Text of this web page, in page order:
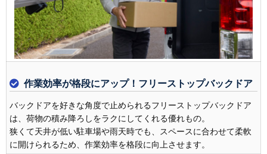
作業効率が格段にアップ！フリーストップバックドア
バックドアを好きな角度で止められるフリーストップバックドア
は、荷物の積み降ろしをラクにしてくれる優れもの。
狭くて天井が低い駐車場や雨天時でも、スペースに合わせて柔軟
に開けられるため、作業効率を格段に向上させます。